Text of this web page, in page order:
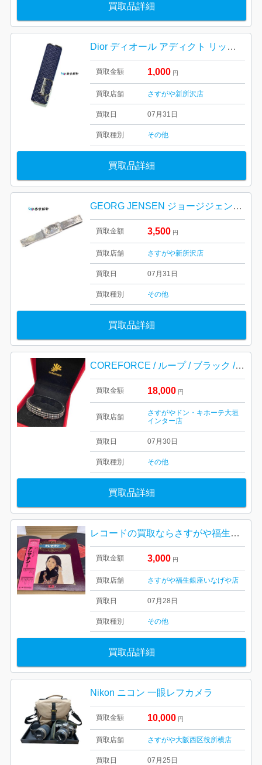
買取品詳細
Dior ディオール アディクト リップケース
買取金額 1,000 円
買取店舗 さすがや新所沢店
買取日 07月31日
買取種別 その他
買取品詳細
GEORG JENSEN ジョージジェンセン ネクタイピン シルバーアクセサリー
買取金額 3,500 円
買取店舗 さすがや新所沢店
買取日 07月31日
買取種別 その他
買取品詳細
COREFORCE / ループ / ブラック / CFL70 / コアフォース / ネックレス / 黒 / アクセサリー
買取金額 18,000 円
買取店舗
さすがやドン・キホーテ大垣
インター店
買取日 07月30日
買取種別 その他
買取品詳細
レコードの買取ならさすがや福生銀座いなげや店！| 西多摩郡瑞穂町殿ケ谷| レコードおまとめ
買取金額 3,000 円
買取店舗 さすがや福生銀座いなげや店
買取日 07月28日
買取種別 その他
買取品詳細
Nikon ニコン 一眼レフカメラ
買取金額 10,000 円
買取店舗 さすがや大阪西区役所横店
買取日 07月25日